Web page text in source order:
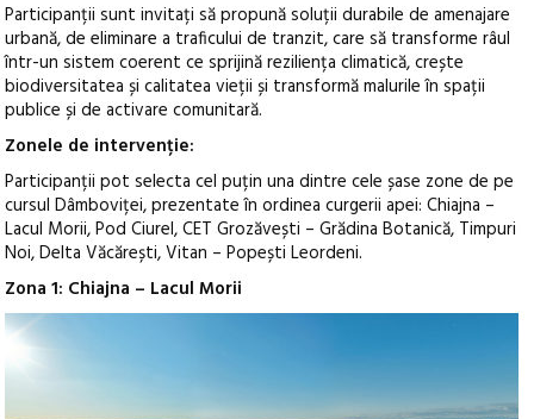
Participanții sunt invitați să propună soluții durabile de amenajare
urbană, de eliminare a traficului de tranzit, care să transforme râul
într-un sistem coerent ce sprijină reziliența climatică, crește
biodiversitatea și calitatea vieții și transformă malurile în spații
publice și de activare comunitară.
Zonele de intervenție:
Participanții pot selecta cel puțin una dintre cele șase zone de pe
cursul Dâmboviței, prezentate în ordinea curgerii apei: Chiajna –
Lacul Morii, Pod Ciurel, CET Grozăvești – Grădina Botanică, Timpuri
Noi, Delta Văcărești, Vitan – Popești Leordeni.
Zona 1: Chiajna – Lacul Morii